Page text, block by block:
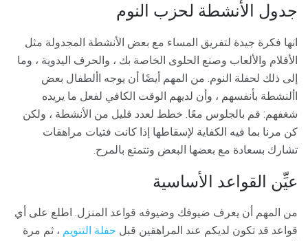
جدول الأنشطة لحزب النوم
انها فكرة جيدة لتفريق المساء مع بعض الأنشطة المجدولة مثل
الأفلام والألعاب وصنع الحلوى الخاصة بك ، والحرف اليدوية ، وما
إلى ذلك لحفلة النوم. من المهم أيضًا أن يوجه األطفال بعض
األنشطة بأنفسهم ، وأن لديهم الوقت الكافي لفعل ما يريده
شغفهم: قم بالجلوس معًا. خطط لعدد قليل من الأنشطة ، ولكن
كن مرنا بما فيه الكفاية لإسقاطها إذا كانت فتيات مراهقات
تشارك بسعادة مع بعضها البعض وتتمتع بالمرح.
عيِّن القواعد الأساسية
من المهم أن يعرف ضيوفك وضيوفه قواعد المنزل. اطلع على أي
قواعد قد تكون لديكم عند المراهقين قبل حفلة التنويم ، ثم مرة